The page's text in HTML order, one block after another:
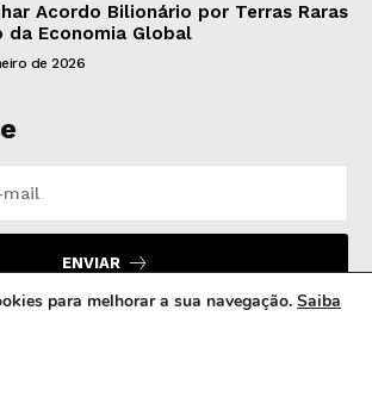
Acordo Bilionário por Terras Raras
da Economia Global
de 2026
ENVIAR
News | Todos os direitos reservados.
para melhorar a sua navegação. Saiba